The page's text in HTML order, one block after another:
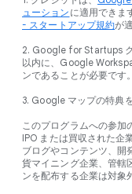
ューション に適用できま
- スタートアップ規約が
2. Google for Startups
以内に、Google
ンであることが必要です。
3. Google マップの特典
このプログラムへの参加
IPO または買収された企
ブログやコンテンツ、開
貨マイニング企業、管轄
ンを配布する企業は対象